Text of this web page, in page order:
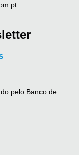
pelo Banco de